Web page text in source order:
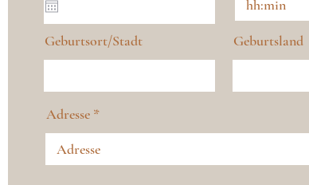
Geburtsort/Stadt Geburtsland
Adresse